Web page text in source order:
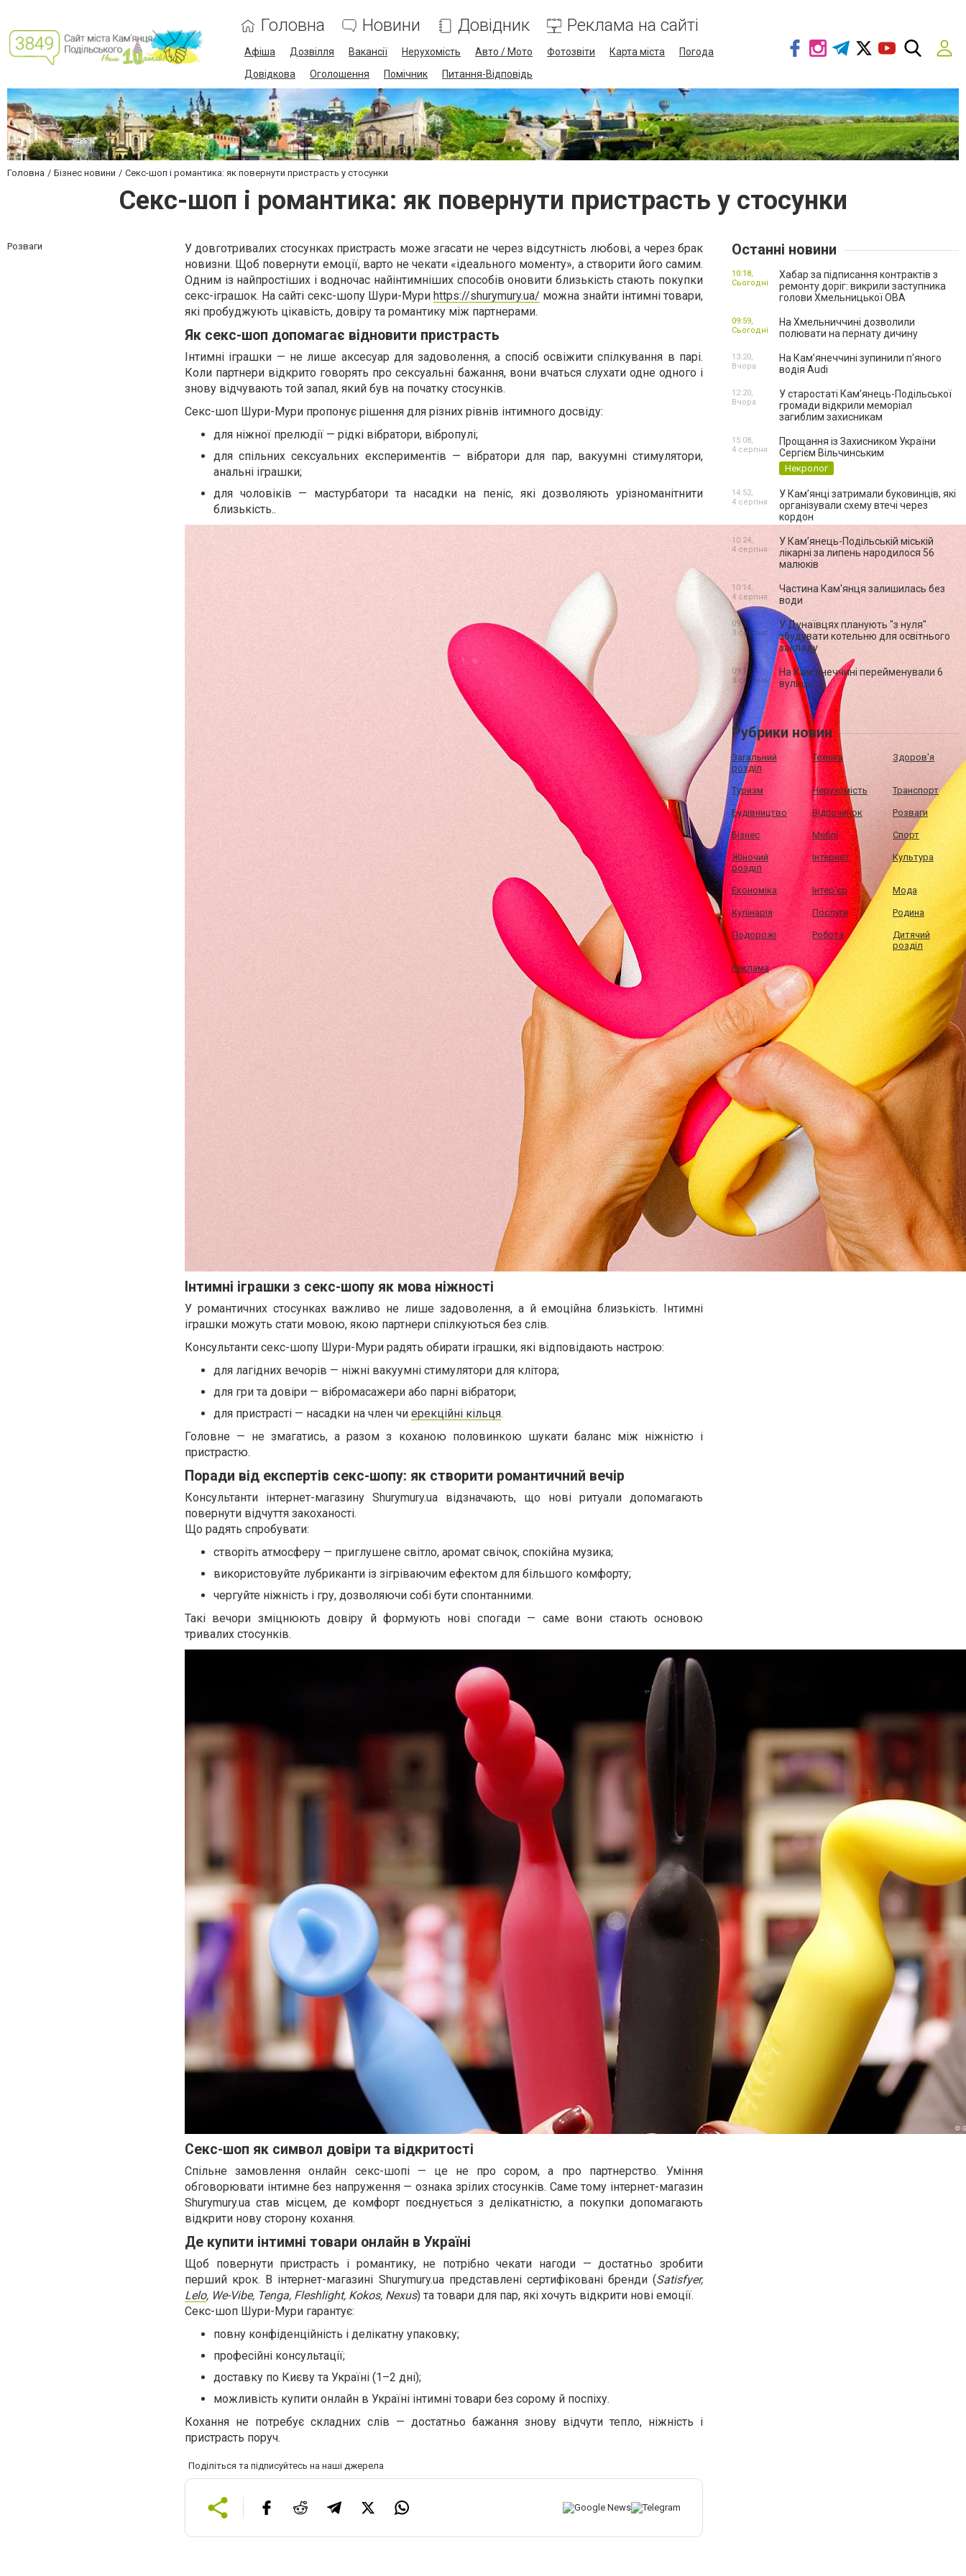
Головна Новини Довідник Реклама на сайті
Афіша Дозвілля Вакансії Нерухомість Авто / Мото Фотозвіти Карта міста
Погода
Довідкова
Оголошення Помічник Питання-Відповідь
Головна Бізнес новини Секс-шоп і романтика: як повернути пристрасть у стосунки
Секс-шоп і романтика: як повернути пристрасть у стосунки
Розваги
У довготривалих стосунках пристрасть може згасати не через відсутність любові, а через брак
новизни. Щоб повернути емоції, варто не чекати «ідеального моменту», а створити його самим.
Одним із найпростіших і водночас найінтимніших способів оновити близькість стають покупки
секс-іграшок. На сайті секс-шопу Шури-Муриhttps://shurymury.ua/ можна знайти інтимні товари,
які пробуджують цікавість, довіру та романтику між партнерами.
Як секс-шоп допомагає відновити пристрасть
Інтимні іграшки — не лише аксесуар для задоволення, а спосіб освіжити спілкування в парі.
Коли партнери відкрито говорять про сексуальні бажання, вони вчаться слухати одне одного і
знову відчувають той запал, який був на початку стосунків.
Секс-шоп Шури-Мури пропонує рішення для різних рівнів інтимного досвіду:
для ніжної прелюдії — рідкі вібратори, вібропулі;
для спільних сексуальних експериментів — вібратори для пар, вакуумні стимулятори,
анальні іграшки;
для чоловіків — мастурбатори та насадки на пеніс, які дозволяють урізноманітнити
близькість..
Інтимні іграшки з секс-шопу як мова ніжності
У романтичних стосунках важливо не лише задоволення, а й емоційна близькість. Інтимні
іграшки можуть стати мовою, якою партнери спілкуються без слів.
Консультанти секс-шопу Шури-Мури радять обирати іграшки, які відповідають настрою:
для лагідних вечорів — ніжні вакуумні стимулятори для клітора;
для гри та довіри — вібромасажери або парні вібратори;
для пристрасті — насадки на член чи ерекційні кільця.
Головне — не змагатись, а разом з коханою половинкою шукати баланс між ніжністю і
пристрастю.
Поради від експертів секс-шопу: як створити романтичний вечір
Консультанти інтернет-магазину Shurymury.ua відзначають, що нові ритуали допомагають
повернути відчуття закоханості.
Що радять спробувати:
створіть атмосферу — приглушене світло, аромат свічок, спокійна музика;
використовуйте лубриканти із зігріваючим ефектом для більшого комфорту;
чергуйте ніжність і гру, дозволяючи собі бути спонтанними.
Такі вечори зміцнюють довіру й формують нові спогади — саме вони стають основою
тривалих стосунків.
Секс-шоп як символ довіри та відкритості
Спільне замовлення онлайн секс-шопі — це не про сором, а про партнерство. Уміння
обговорювати інтимне без напруження — ознака зрілих стосунків. Саме тому інтернет-магазин
Shurymury.ua став місцем, де комфорт поєднується з делікатністю, а покупки допомагають
відкрити нову сторону кохання.
Де купити інтимні товари онлайн в Україні
Щоб повернути пристрасть і романтику, не потрібно чекати нагоди — достатньо зробити
перший крок. В інтернет-магазині Shurymury.ua представлені сертифіковані бренди (Satisfyer,
Lelo, We-Vibe, Tenga, Fleshlight, Kokos, Nexus) та товари для пар, які хочуть відкрити нові емоції.
Секс-шоп Шури-Мури гарантує:
повну конфіденційність і делікатну упаковку;
професійні консультації;
доставку по Києву та Україні (1–2 дні);
можливість купити онлайн в Україні інтимні товари без сорому й поспіху.
Кохання не потребує складних слів — достатньо бажання знову відчути тепло, ніжність і
пристрасть поруч.
Поділіться та підписуйтесь на наші джерела
Останні новини
Хабар за підписання контрактів з
ремонту доріг: викрили заступника
голови Хмельницької ОВА
10:18,
Сьогодні
На Хмельниччині дозволили
полювати на пернату дичину
09:59,
Сьогодні
На Камʼянеччині зупинили п'яного
водія Audi
13:20,
Вчора
У старостаті Кам’янець-Подільської
громади відкрили меморіал
загиблим захисникам
12:20,
Вчора
Прощання із Захисником України
Сергієм Вільчинським
Некролог
15:08,
4 серпня
У Кам’янці затримали буковинців, які
організували схему втечі через
кордон
14:52,
4 серпня
У Кам’янець-Подільській міській
лікарні за липень народилося 56
малюків
10:24,
4 серпня
Частина Кам'янця залишилась без
води
10:14,
4 серпня
У Дунаївцях планують "з нуля"
збудувати котельню для освітнього
закладу
09:21,
3 серпня
На Камʼянеччині перейменували 6
вулиць
09:12,
3 серпня
Рубрики новин
Загальний
розділ
Техніка Здоров'я
Туризм Нерухомість Транспорт
Будівництво Відпочинок Розваги
Бізнес Меблі Спорт
Жіночий
розділ
Інтернет Культура
Економіка Інтер'єр Мода
Кулінарія Послуги Родина
Подорожі Робота
Дитячий
розділ
Реклама